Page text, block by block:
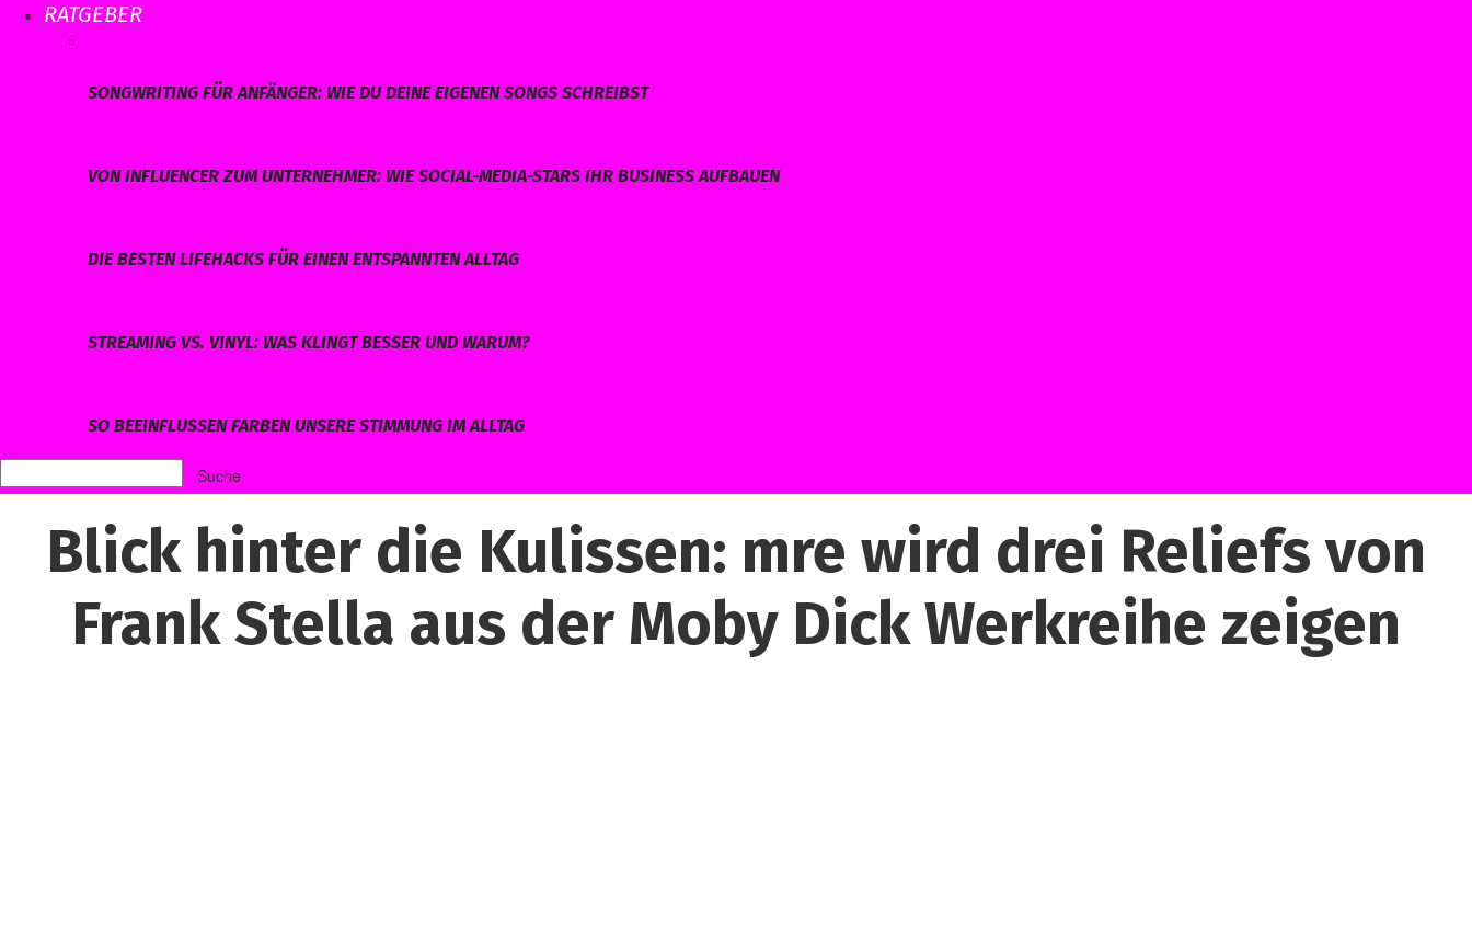
RATGEBER
SONGWRITING FÜR ANFÄNGER: WIE DU DEINE EIGENEN SONGS SCHREIBST
VON INFLUENCER ZUM UNTERNEHMER: WIE SOCIAL-MEDIA-STARS IHR BUSINESS AUFBAUEN
DIE BESTEN LIFEHACKS FÜR EINEN ENTSPANNTEN ALLTAG
STREAMING VS. VINYL: WAS KLINGT BESSER UND WARUM?
SO BEEINFLUSSEN FARBEN UNSERE STIMMUNG IM ALLTAG
Blick hinter die Kulissen: mre wird drei Reliefs von
Frank Stella aus der Moby Dick Werkreihe zeigen